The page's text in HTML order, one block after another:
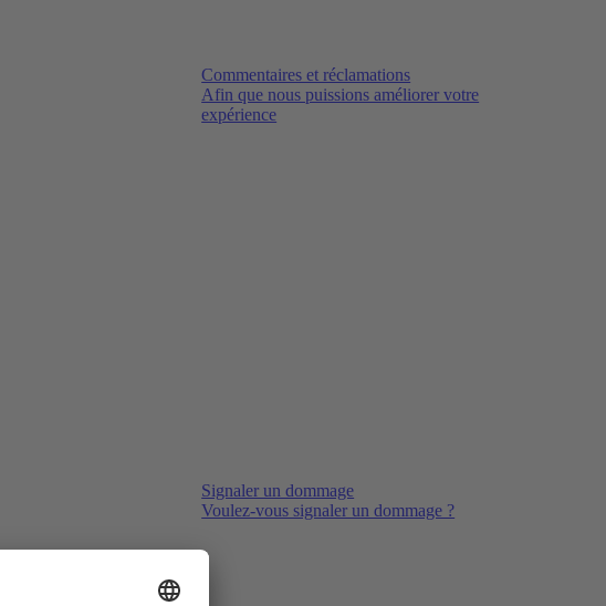
Commentaires et réclamations
Afin que nous puissions améliorer votre
expérience
Signaler un dommage
Voulez-vous signaler un dommage ?